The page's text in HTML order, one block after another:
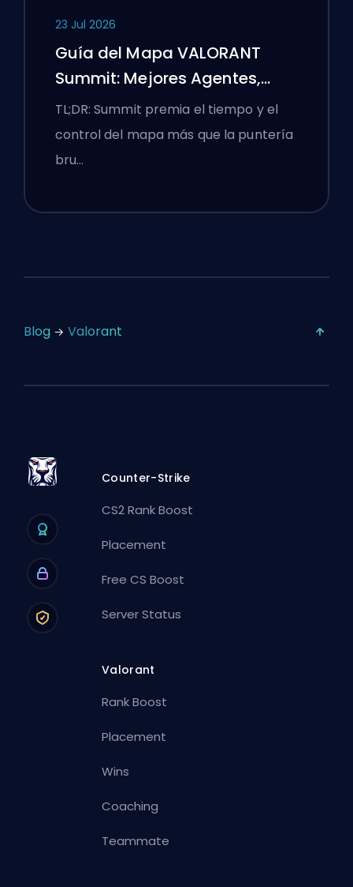
23 Jul 2026
Guía del Mapa VALORANT
Summit: Mejores Agentes,
Llamadas y Humos
TL;DR: Summit premia el tiempo y el
control del mapa más que la puntería
bru…
Blog Valorant
Counter-Strike
CS2 Rank Boost
Placement
Free CS Boost
Server Status
Valorant
Rank Boost
Placement
Wins
Coaching
Teammate